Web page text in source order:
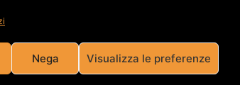
Nega Visualizza le preferenze